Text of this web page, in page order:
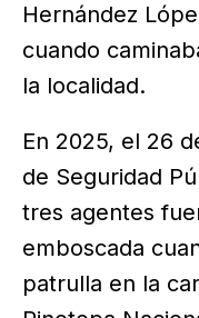
Hernández
cuando
la localidad.
En 2025, el 26
de Seguridad
tres agentes
emboscada
patrulla en la